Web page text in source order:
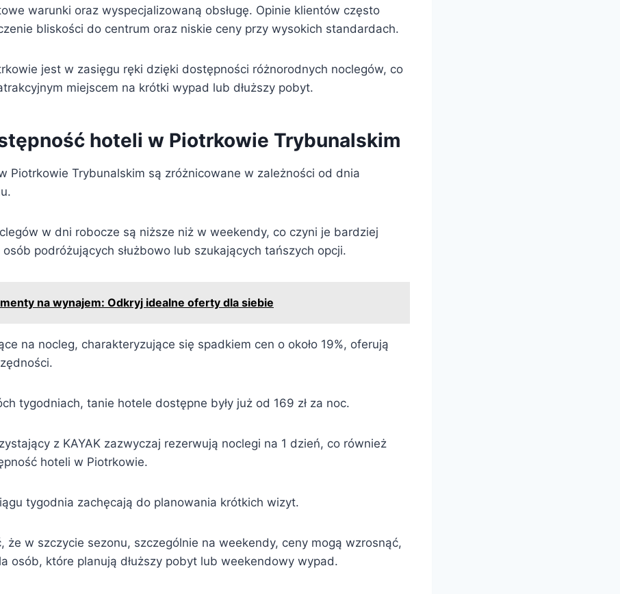
warunki oraz wyspecjalizowaną obsługę. Opinie klientów często
bliskości do centrum oraz niskie ceny przy wysokich standardach.
jest w zasięgu ręki dzięki dostępności różnorodnych noclegów, co
miejscem na krótki wypad lub dłuższy pobyt.
hoteli w Piotrkowie Trybunalskim
Piotrkowie Trybunalskim są zróżnicowane w zależności od dnia
w dni robocze są niższe niż w weekendy, co czyni je bardziej
podróżujących służbowo lub szukających tańszych opcji.
na wynajem: Odkryj idealne oferty dla siebie
na nocleg, charakteryzujące się spadkiem cen o około 19%, oferują
tygodniach, tanie hotele dostępne były już od 169 zł za noc.
z KAYAK zazwyczaj rezerwują noclegi na 1 dzień, co również
hoteli w Piotrkowie.
tygodnia zachęcają do planowania krótkich wizyt.
że w szczycie sezonu, szczególnie na weekendy, ceny mogą wzrosnąć,
osób, które planują dłuższy pobyt lub weekendowy wypad.